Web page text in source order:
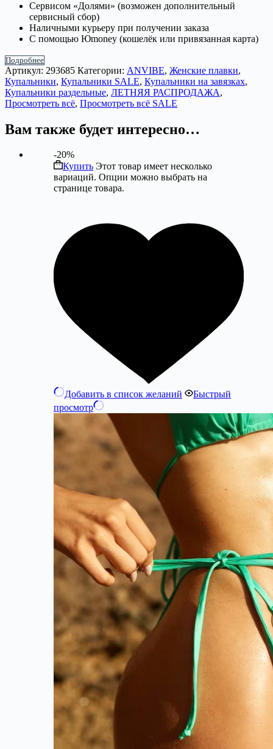
Сервисом «Долями» (возможен дополнительный
сервисный сбор)
Наличными курьеру при получении заказа
С помощью Юmoney (кошелёк или привязанная карта)
Подробнее
Артикул: 293685 Категории: ANVIBE, Женские плавки,
Купальники, Купальники SALE, Купальники на завязках,
Купальники раздельные, ЛЕТНЯЯ РАСПРОДАЖА,
Просмотреть всё, Просмотреть всё SALE
Вам также будет интересно…
-20%
Купить Этот товар имеет несколько
вариаций. Опции можно выбрать на
странице товара.
Добавить в список желаний
Быстрый
просмотр